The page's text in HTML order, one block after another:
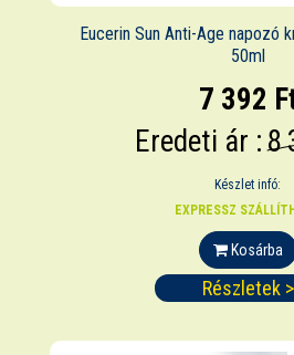
Eucerin Sun Anti-Age napozó
50ml
7 392
Eredeti ár :8
Készlet infó:
EXPRESSZ
Kosárba
Részletek >